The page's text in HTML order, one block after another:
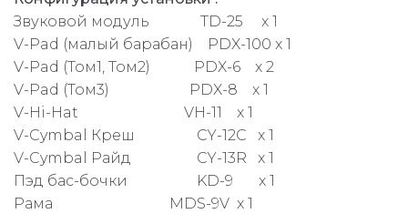
Звуковой модуль TD-25 x 1
V-Pad (малый барабан) PDX-100 x 1
V-Pad (Toм1, Toм2) PDX-6 x 2
V-Pad (Toм3) PDX-8 x 1
V-Hi-Hat VH-11 x 1
V-Cymbal Креш CY-12C x 1
V-Cymbal Райд CY-13R x 1
Пэд бас-бочки KD-9 x 1
Рама MDS-9V x 1